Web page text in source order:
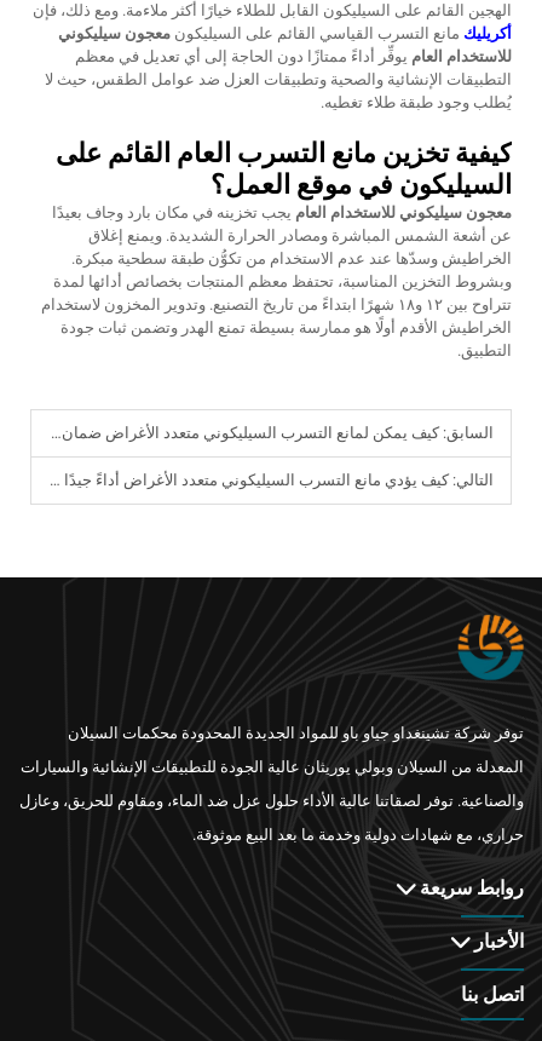
الهجين القائم على السيليكون القابل للطلاء خيارًا أكثر ملاءمة. ومع ذلك، فإن
أكريليك مانع التسرب القياسي القائم على السيليكون معجون سيليكوني
للاستخدام العام يوفِّر أداءً ممتازًا دون الحاجة إلى أي تعديل في معظم
التطبيقات الإنشائية والصحية وتطبيقات العزل ضد عوامل الطقس، حيث لا
يُطلب وجود طبقة طلاء تغطيه.
كيفية تخزين مانع التسرب العام القائم على
السيليكون في موقع العمل؟
معجون سيليكوني للاستخدام العام يجب تخزينه في مكان بارد وجاف بعيدًا
عن أشعة الشمس المباشرة ومصادر الحرارة الشديدة. ويمنع إغلاق
الخراطيش وسدّها عند عدم الاستخدام من تكوُّن طبقة سطحية مبكرة.
وبشروط التخزين المناسبة، تحتفظ معظم المنتجات بخصائص أدائها لمدة
تتراوح بين ١٢ و١٨ شهرًا ابتداءً من تاريخ التصنيع. وتدوير المخزون لاستخدام
الخراطيش الأقدم أولًا هو ممارسة بسيطة تمنع الهدر وتضمن ثبات جودة
التطبيق.
السابق:كيف يمكن لمانع التسرب السيليكوني متعدد الأغراض ضمان مقاومة تسرب المياه على المدى الطويل؟
التالي:كيف يؤدي مانع التسرب السيليكوني متعدد الأغراض أداءً جيدًا على مختلف المواد الأساسية؟
توفر شركة تشينغداو جياو باو للمواد الجديدة المحدودة محكمات السيلان
المعدلة من السيلان وبولي يوريثان عالية الجودة للتطبيقات الإنشائية والسيارات
والصناعية. توفر لصقاتنا عالية الأداء حلول عزل ضد الماء، ومقاوم للحريق، وعازل
حراري، مع شهادات دولية وخدمة ما بعد البيع موثوقة.
روابط سريعة
الأخبار
اتصل بنا